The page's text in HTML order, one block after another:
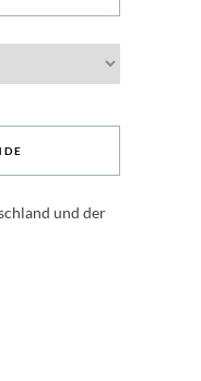
und der